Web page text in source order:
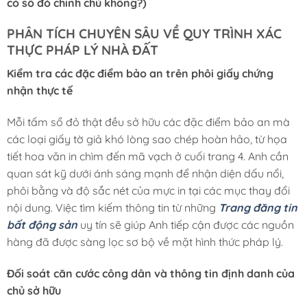
PHÂN TÍCH CHUYÊN SÂU VỀ QUY TRÌNH XÁC
THỰC PHÁP LÝ NHÀ ĐẤT
Kiểm tra các đặc điểm bảo an trên phôi giấy chứng
nhận thực tế
Mỗi tấm sổ đỏ thật đều sở hữu các đặc điểm bảo an mà
các loại giấy tờ giả khó lòng sao chép hoàn hảo, từ họa
tiết hoa văn in chìm đến mã vạch ở cuối trang 4. Anh cần
quan sát kỹ dưới ánh sáng mạnh để nhận diện dấu nổi,
phôi bằng và độ sắc nét của mực in tại các mục thay đổi
nội dung. Việc tìm kiếm thông tin từ những Trang đăng tin
bất động sản uy tín sẽ giúp Anh tiếp cận được các nguồn
hàng đã được sàng lọc sơ bộ về mặt hình thức pháp lý.
Đối soát căn cước công dân và thông tin định danh của
chủ sở hữu